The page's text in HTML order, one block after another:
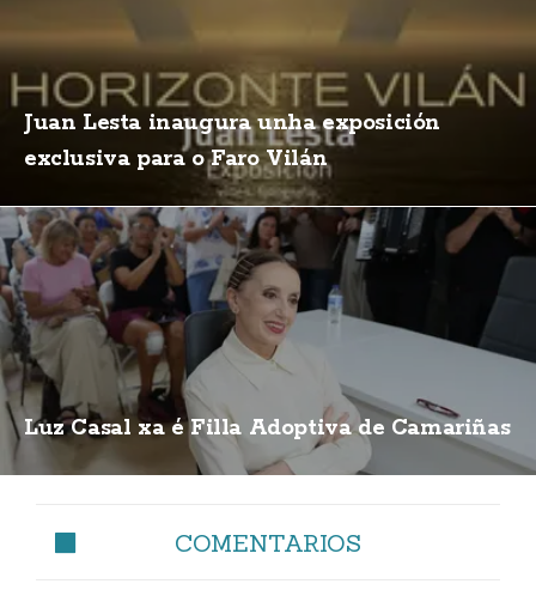
Juan Lesta inaugura unha exposición
exclusiva para o Faro Vilán
Luz Casal xa é Filla Adoptiva de Camariñas
COMENTARIOS